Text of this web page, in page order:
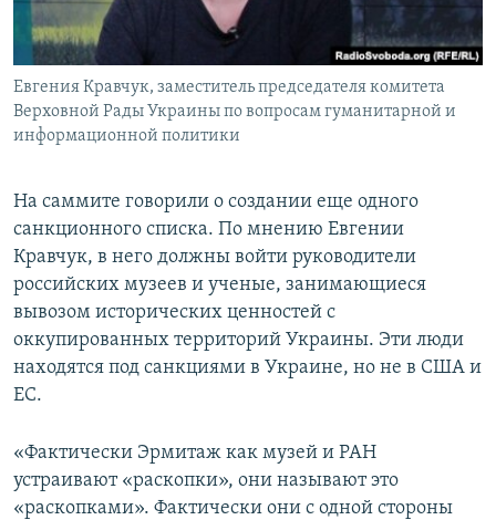
Евгения Кравчук, заместитель председателя комитета
Верховной Рады Украины по вопросам гуманитарной и
информационной политики
На саммите говорили о создании еще одного
санкционного списка. По мнению Евгении
Кравчук, в него должны войти руководители
российских музеев и ученые, занимающиеся
вывозом исторических ценностей с
оккупированных территорий Украины. Эти люди
находятся под санкциями в Украине, но не в США и
ЕС.
«Фактически Эрмитаж как музей и РАН
устраивают «раскопки», они называют это
«раскопками». Фактически они с одной стороны